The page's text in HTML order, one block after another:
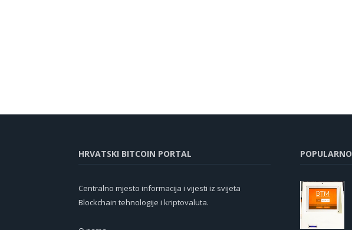
HRVATSKI BITCOIN PORTAL
Centralno mjesto informacija i vijesti iz svijeta
Blockchain tehnologije i kriptovaluta.
POPULARNO